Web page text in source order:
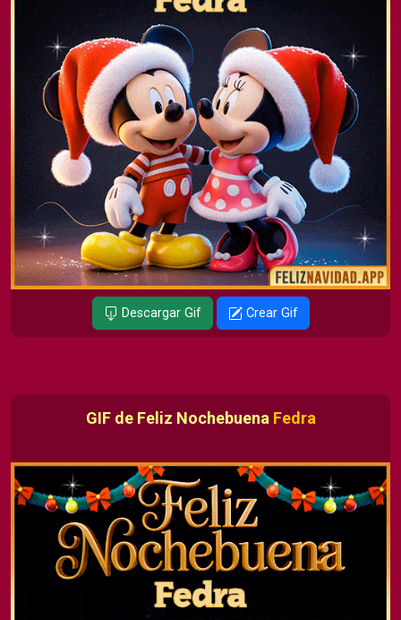
Descargar Gif Crear Gif
GIF de Feliz Nochebuena Fedra